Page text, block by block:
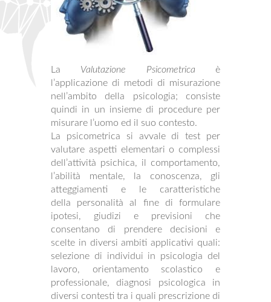
La Valutazione Psicometrica è
l’applicazione di metodi di misurazione
nell’ambito della psicologia; consiste
quindi in un insieme di procedure per
misurare l’uomo ed il suo contesto.
La psicometrica si avvale di test per
valutare aspetti elementari o complessi
dell’attività psichica, il comportamento,
l’abilità mentale, la conoscenza, gli
atteggiamenti e le caratteristiche
della personalità al fine di formulare
ipotesi, giudizi e previsioni che
consentano di prendere decisioni e
scelte in diversi ambiti applicativi quali:
selezione di individui in psicologia del
lavoro, orientamento scolastico e
professionale, diagnosi psicologica in
diversi contesti tra i quali prescrizione di